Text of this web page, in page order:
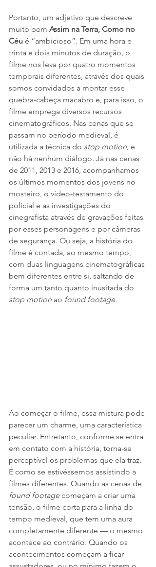
Portanto, um adjetivo que descreve
muito bem Assim na Terra, Como no
Céu é “ambicioso”. Em uma hora e
trinta e dois minutos de duração, o
filme nos leva por quatro momentos
temporais diferentes, através dos quais
somos convidados a montar esse
quebra-cabeça macabro e, para isso, o
filme emprega diversos recursos
cinematográficos. Nas cenas que se
passam no período medieval, é
utilizada a técnica do stop motion, e
não há nenhum diálogo. Já nas cenas
de 2011, 2013 e 2016, acompanhamos
os últimos momentos dos jovens no
mosteiro, o vídeo-testamento do
policial e as investigações do
cinegrafista através de gravações feitas
por esses personagens e por câmeras
de segurança. Ou seja, a história do
filme é contada, ao mesmo tempo,
com duas linguagens cinematográficas
bem diferentes entre si, saltando de
forma um tanto quanto inusitada do
stop motion ao found footage.
Ao começar o filme, essa mistura pode
parecer um charme, uma característica
peculiar. Entretanto, conforme se entra
em contato com a história, torna-se
perceptível os problemas que ela traz.
É como se estivéssemos assistindo a
filmes diferentes. Quando as cenas de
found footage começam a criar uma
tensão, o filme corta para a linha do
tempo medieval, que tem uma aura
completamente diferente — o mesmo
acontece ao contrário. Quando os
acontecimentos começam a ficar